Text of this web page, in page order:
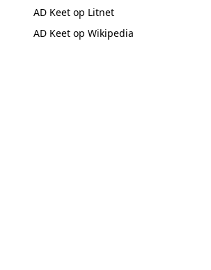
AD Keet op Litnet
AD Keet op Wikipedia